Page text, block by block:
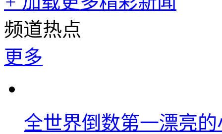
频道热点
更多
全世界倒数第一漂亮